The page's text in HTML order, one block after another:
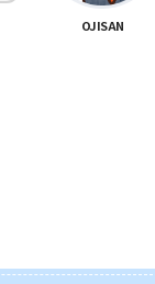
OJISAN